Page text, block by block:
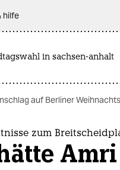
hilfe
in sachsen-anhalt
auf Berliner
zum